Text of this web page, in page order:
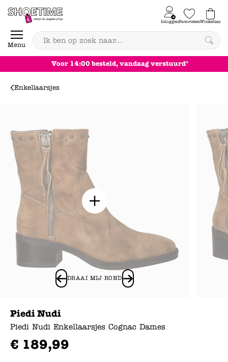
Skip to content
Menu
InloggenFavorietenWinkeltas
0
Achteraf betalen
Enkellaarsjes
DRAAI MIJ ROND
Piedi Nudi
Piedi Nudi Enkellaarsjes Cognac Dames
€ 189,99